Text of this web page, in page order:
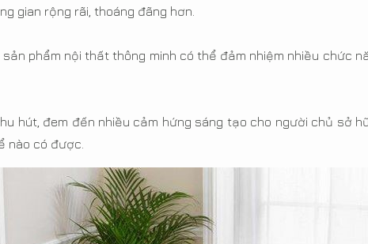
gian rộng rãi, thoáng đãng hơn.
phẩm nội thất thông minh có thể đảm nhiệm nhiều chức
hút, đem đến nhiều cảm hứng sáng tạo cho người chủ sở
nào có được.